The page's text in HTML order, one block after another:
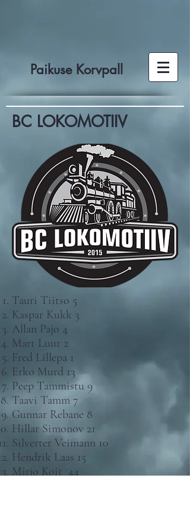
Paikuse Korvpall
BC LOKOMOTIIV
Tauri Tiitso 5
Kaspar Kukk 3
Allan Pajo 4
Mart Luur 2
Fred Lillepa 1
Erko Murd 13
Peep Tammistu 9
Taavi Tamm 7
Gunnar Rebane 8
Hillar Simonov 21
Silverter Veimann 10
Hendrik Laas 15
Mirjo Koit 44